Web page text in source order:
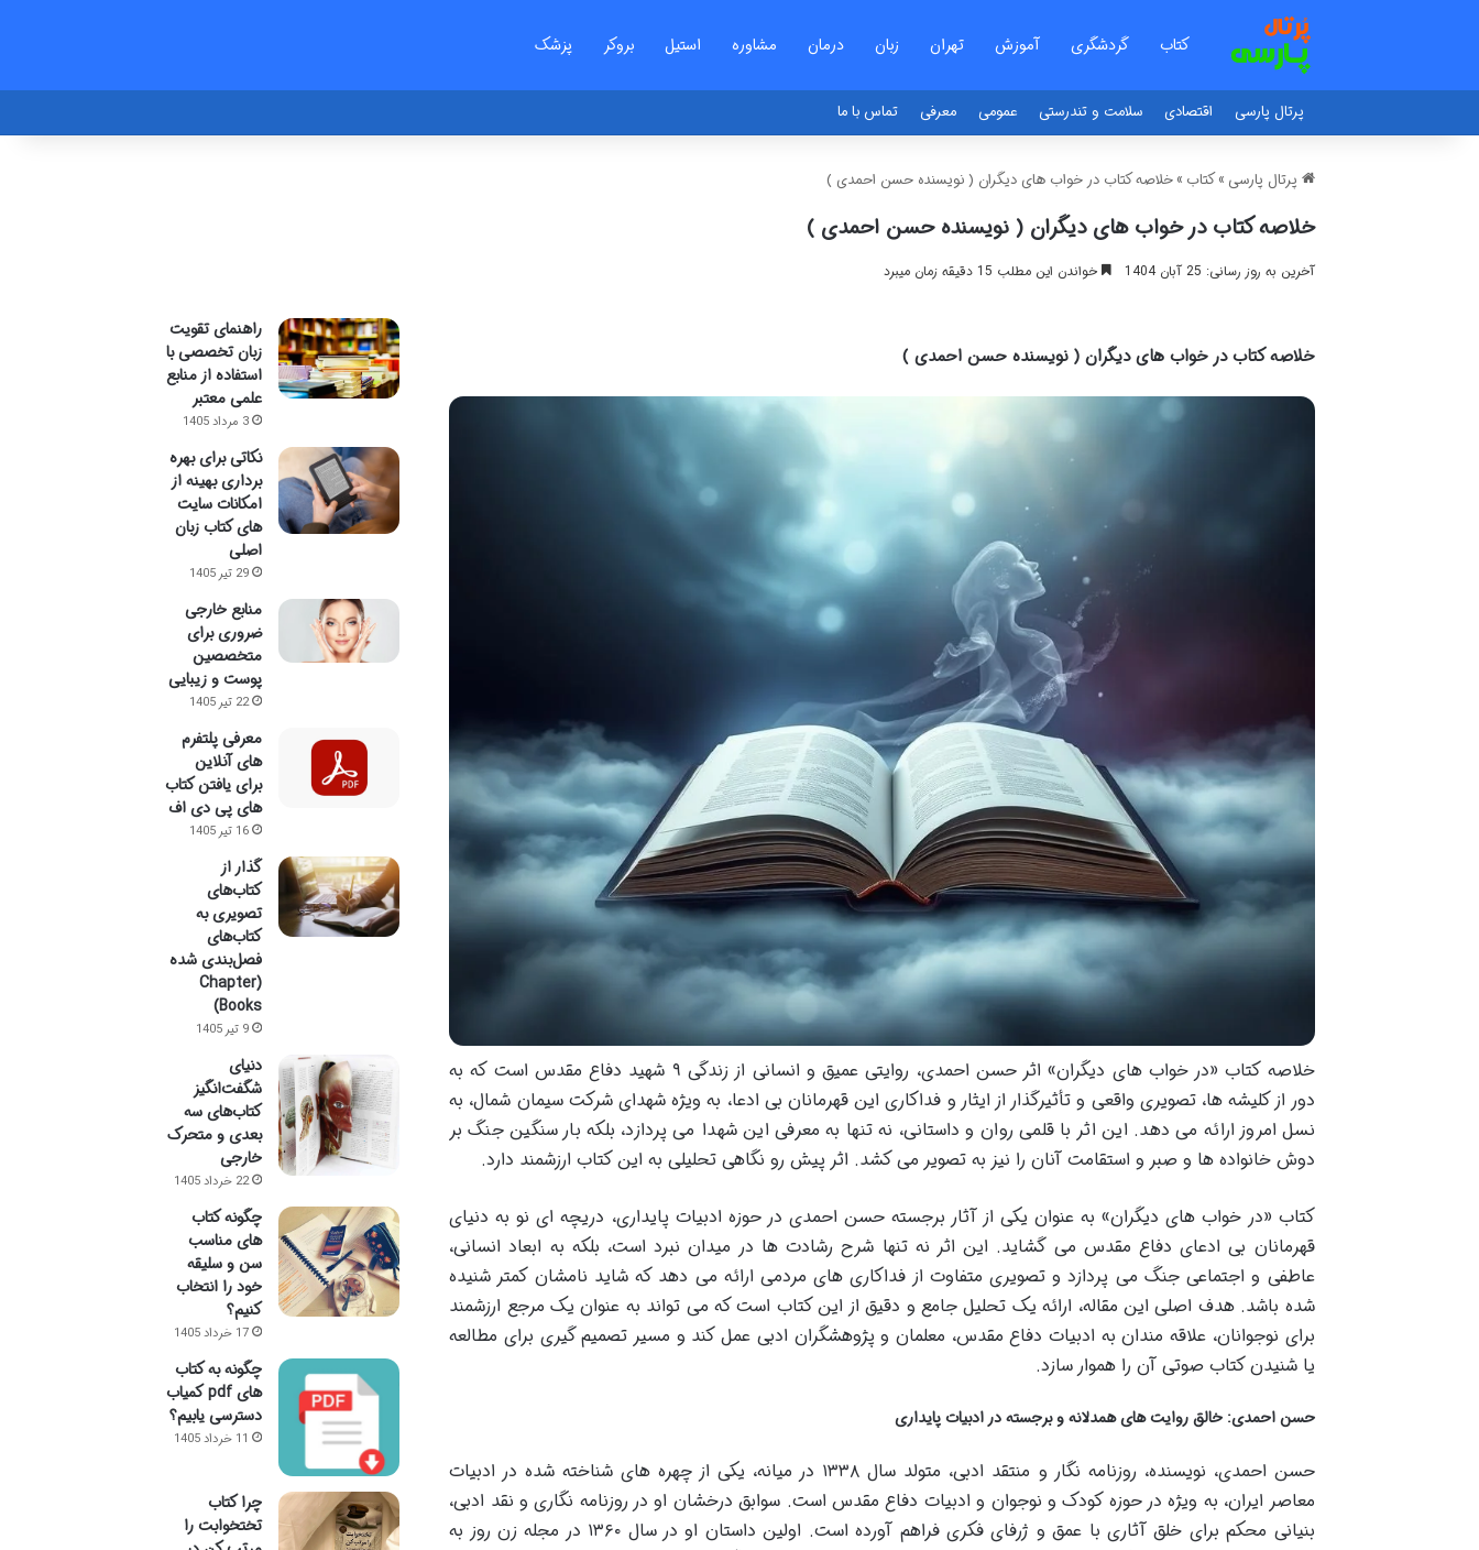
کتاب گردشگری آموزش تهران زبان درمان مشاوره استیل بروکر پزشک
پرتال پارسی اقتصادی سلامت و تندرستی عمومی معرفی تماس با ما
پرتال پارسی » کتاب » خلاصه کتاب در خواب های دیگران ( نویسنده حسن احمدی )
خلاصه کتاب در خواب های دیگران ( نویسنده حسن احمدی )
آخرین به روز رسانی: 25 آبان 1404 خواندن این مطلب 15 دقیقه زمان میبرد
خلاصه کتاب در خواب های دیگران ( نویسنده حسن احمدی )
خلاصه کتاب «در خواب های دیگران» اثر حسن احمدی، روایتی عمیق و انسانی از زندگی ۹ شهید دفاع مقدس است که به
دور از کلیشه ها، تصویری واقعی و تأثیرگذار از ایثار و فداکاری این قهرمانان بی ادعا، به ویژه شهدای شرکت سیمان شمال، به
نسل امروز ارائه می دهد. این اثر با قلمی روان و داستانی، نه تنها به معرفی این شهدا می پردازد، بلکه بار سنگین جنگ بر
دوش خانواده ها و صبر و استقامت آنان را نیز به تصویر می کشد. اثر پیش رو نگاهی تحلیلی به این کتاب ارزشمند دارد.
کتاب «در خواب های دیگران» به عنوان یکی از آثار برجسته حسن احمدی در حوزه ادبیات پایداری، دریچه ای نو به دنیای
قهرمانان بی ادعای دفاع مقدس می گشاید. این اثر نه تنها شرح رشادت ها در میدان نبرد است، بلکه به ابعاد انسانی،
عاطفی و اجتماعی جنگ می پردازد و تصویری متفاوت از فداکاری های مردمی ارائه می دهد که شاید نامشان کمتر شنیده
شده باشد. هدف اصلی این مقاله، ارائه یک تحلیل جامع و دقیق از این کتاب است که می تواند به عنوان یک مرجع ارزشمند
برای نوجوانان، علاقه مندان به ادبیات دفاع مقدس، معلمان و پژوهشگران ادبی عمل کند و مسیر تصمیم گیری برای مطالعه
یا شنیدن کتاب صوتی آن را هموار سازد.
حسن احمدی: خالق روایت های همدلانه و برجسته در ادبیات پایداری
حسن احمدی، نویسنده، روزنامه نگار و منتقد ادبی، متولد سال ۱۳۳۸ در میانه، یکی از چهره های شناخته شده در ادبیات
معاصر ایران، به ویژه در حوزه کودک و نوجوان و ادبیات دفاع مقدس است. سوابق درخشان او در روزنامه نگاری و نقد ادبی،
بنیانی محکم برای خلق آثاری با عمق و ژرفای فکری فراهم آورده است. اولین داستان او در سال ۱۳۶۰ در مجله زن روز به
راهنمای تقویت
زبان تخصصی با
استفاده از منابع
علمی معتبر
3 مرداد 1405
نکاتی برای بهره
برداری بهینه از
امکانات سایت
های کتاب زبان
اصلی
29 تیر 1405
منابع خارجی
ضروری برای
متخصصین
پوست و زیبایی
22 تیر 1405
معرفی پلتفرم
های آنلاین
برای یافتن کتاب
های پی دی اف
16 تیر 1405
گذار از
کتاب‌های
تصویری به
کتاب‌های
فصل‌بندی شده
(Chapter
Books)
9 تیر 1405
دنیای
شگفت‌انگیز
کتاب‌های سه
بعدی و متحرک
خارجی
22 خرداد 1405
چگونه کتاب
های مناسب
سن و سلیقه
خود را انتخاب
کنیم؟
17 خرداد 1405
چگونه به کتاب
های pdf کمیاب
دسترسی یابیم؟
11 خرداد 1405
چرا کتاب
تختخوابت را